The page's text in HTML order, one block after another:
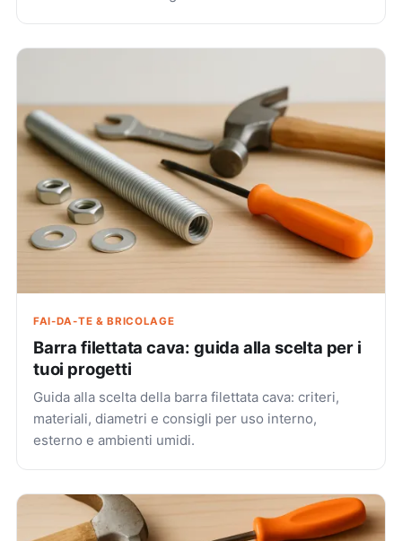
FAI-DA-TE & BRICOLAGE
Barra filettata cava: guida alla scelta per i
tuoi progetti
Guida alla scelta della barra filettata cava: criteri,
materiali, diametri e consigli per uso interno,
esterno e ambienti umidi.